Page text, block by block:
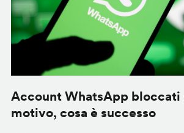
Account WhatsApp bloccati
motivo, cosa è successo